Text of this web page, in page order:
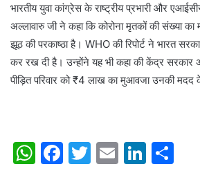
भारतीय युवा कांग्रेस के राष्ट्रीय प्रभारी और
अल्लावारु जी ने कहा कि कोरोना मृतकों की संख्या
झूठ की परकाष्ठा है। WHO की रिपोर्ट ने भारत
कर रख दी है। उन्होंने यह भी कहा की केंद्र सरकार
पीड़ित परिवार को ₹4 लाख का मुआवजा उनकी मदद
W F
T
E
Li